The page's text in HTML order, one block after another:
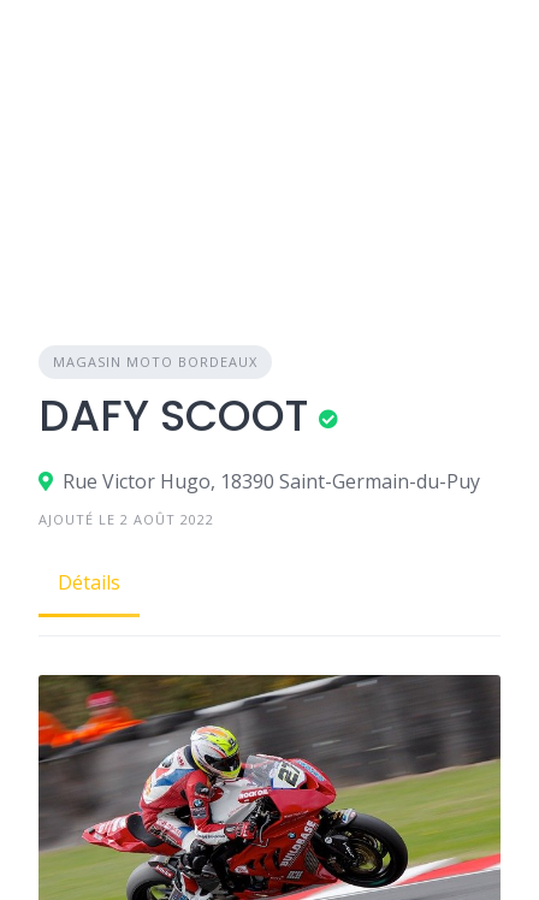
MAGASIN MOTO BORDEAUX
DAFY SCOOT
Rue Victor Hugo, 18390 Saint-Germain-du-Puy
AJOUTÉ LE 2 AOÛT 2022
Détails